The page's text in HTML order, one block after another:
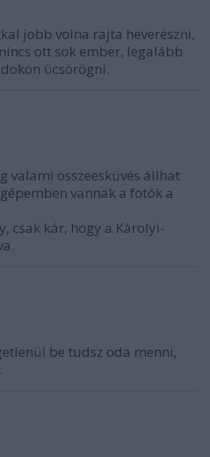
jobb volna rajta heverészni,
ott sok ember, legalább
ücsörögni.
valami összeesküvés állhat
vannak a fotók a
csak kár, hogy a Károlyi-
be tudsz oda menni,